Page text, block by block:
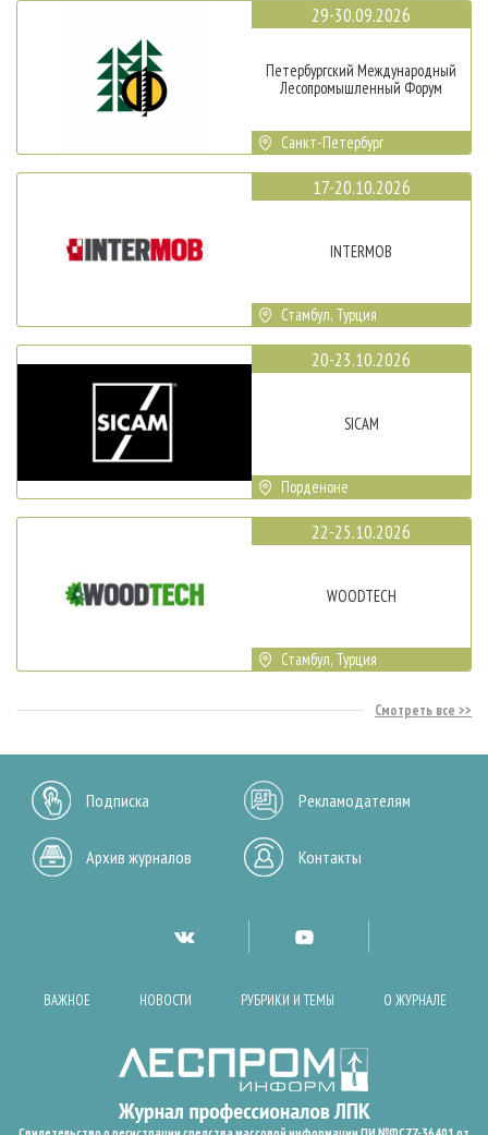
29-30.09.2026
Петербургский Международный
Лесопромышленный Форум
Санкт-Петербург
17-20.10.2026
INTERMOB
Стамбул, Турция
20-23.10.2026
SICAM
Порденоне
22-25.10.2026
WOODTECH
Стамбул, Турция
Смотреть все
Подписка Рекламодателям
Архив журналов Контакты
ВАЖНОЕ НОВОСТИ РУБРИКИ И ТЕМЫ О ЖУРНАЛЕ